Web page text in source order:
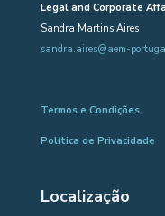
Legal and Corporate
Sandra Martins Aires
sandra.aires@aem-
Termos e Condições
Política de Privacidade
Localização